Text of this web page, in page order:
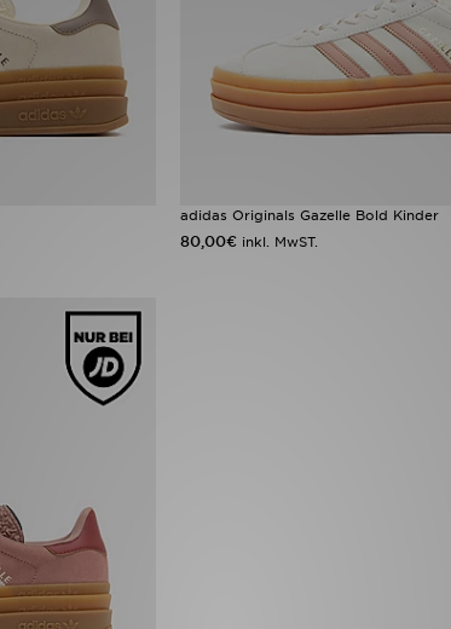
adidas Originals Gazelle Bold Kinder
80,00€ inkl. MwST.